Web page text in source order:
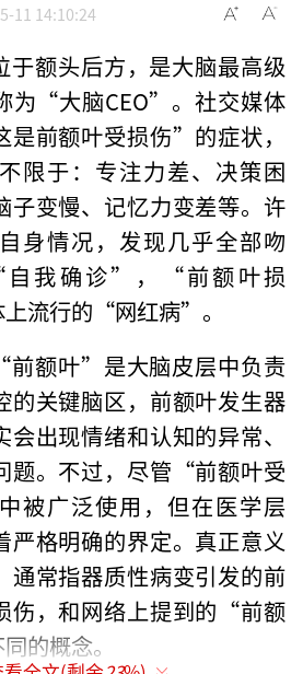
11 14:10:24
于额头后方，是大脑最高级
为“大脑CEO”。社交媒体
是前额叶受损伤”的症状，
限于：专注力差、决策困
子变慢、记忆力变差等。许
身情况，发现几乎全部吻
我确诊”，“前额叶损
流行的“网红病”。
前额叶”是大脑皮层中负责
的关键脑区，前额叶发生器
出现情绪和认知的异常、
题。不过，尽管“前额叶受
被广泛使用，但在医学层
严格明确的界定。真正意义
通常指器质性病变引发的前
伤，和网络上提到的“前额
的概念。